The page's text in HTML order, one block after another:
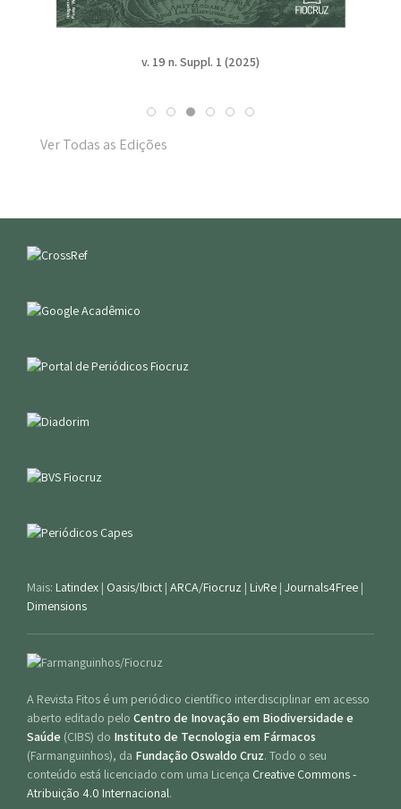
v. 19 n. Suppl. 1 (2025)
Ver Todas as Edições
Mais: Latindex | Oasis/Ibict | ARCA/Fiocruz | LivRe | Journals4Free |
Dimensions
A Revista Fitos é um periódico científico interdisciplinar em acesso
aberto editado pelo Centro de Inovação em Biodiversidade e
Saúde (CIBS) do Instituto de Tecnologia em Fármacos
(Farmanguinhos), da Fundação Oswaldo Cruz. Todo o seu
conteúdo está licenciado com uma Licença Creative Commons -
Atribuição 4.0 Internacional.